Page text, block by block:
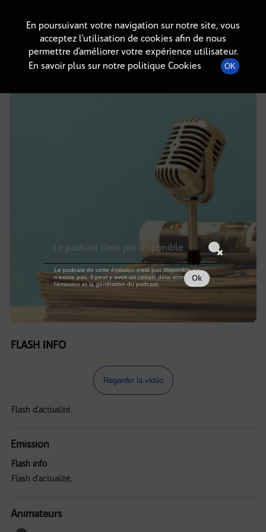
DÉTAILS DE L'ÉPISODE
4 janvier 2026à 11h59, durée : Invalid date
FLASH INFO
Regarder la vidéo
Flash d'actualité.
Emission
Flash info
Flash d'actualité.
Animateurs
En poursuivant votre navigation sur notre site, vous
acceptez l’utilisation de cookies afin de nous
permettre d’améliorer votre expérience utilisateur.
En savoir plus sur notre politique Cookies
OK
Le podcast n'est pas disponible
Le podcast de cette émission n'est pas disponible ou
n'existe pas. Il peut y avoir un certain délai entre la fin de
l'émission et la génération du podcast.
Ok